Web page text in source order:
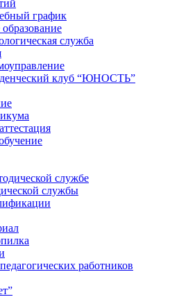
график
служба
клуб “ЮНОСТЬ”
службе
службы
работников